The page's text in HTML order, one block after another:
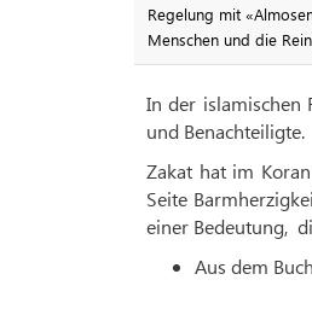
Regelung mit
Menschen und die
In der islamischen
und Benachteiligte.
Zakat hat im
Seite
einer Bedeutung,
Aus dem